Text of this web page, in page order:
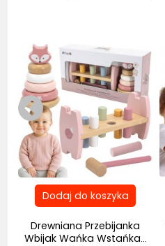
Drewniana Przebijanka
Wbijak Wańka Wstańka...